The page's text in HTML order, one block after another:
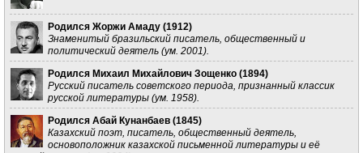
Родился Жоржи Амаду (1912)
Знаменитый бразильский писатель, общественный и
политический деятель (ум. 2001).
Родился Михаил Михайлович Зощенко (1894)
Русский писатель советского периода, признанный классик
русской литературы (ум. 1958).
Родился Абай Кунанбаев (1845)
Казахский поэт, писатель, общественный деятель,
основоположник казахской письменной литературы и её